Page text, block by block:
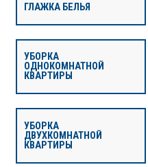
ГЛАЖКА БЕЛЬЯ
УБОРКА
ОДНОКОМНАТНОЙ
КВАРТИРЫ
УБОРКА
ДВУХКОМНАТНОЙ
КВАРТИРЫ